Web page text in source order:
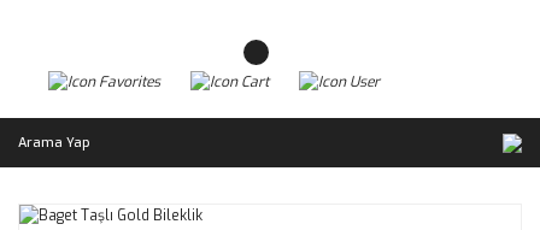
Arama Yap